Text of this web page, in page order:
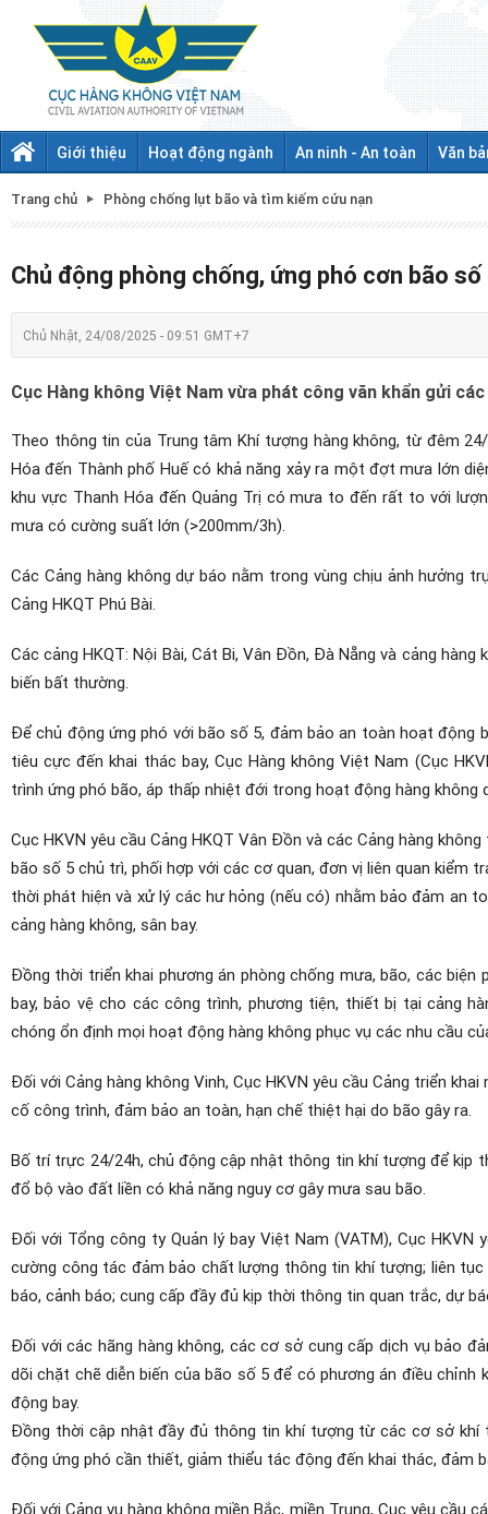
Giới thiệu Hoạt động ngành An ninh - An toàn Văn
Trang chủ Phòng chống lụt bão và tìm kiếm cứu nạn
Chủ động phòng chống, ứng phó cơn bão số
Chủ Nhật, 24/08/2025 - 09:51 GMT+7
Cục Hàng không Việt Nam vừa phát công văn khẩn gửi
Theo thông tin của Trung tâm Khí tượng hàng không, từ đêm
Hóa đến Thành phố Huế có khả năng xảy ra một đợt mưa lớn
khu vực Thanh Hóa đến Quảng Trị có mưa to đến rất to với
mưa có cường suất lớn (>200mm/3h).
Các Cảng hàng không dự báo nằm trong vùng chịu ảnh hưởng
Cảng HKQT Phú Bài.
Các cảng HKQT: Nội Bài, Cát Bi, Vân Đồn, Đà Nẵng và cảng
biến bất thường.
Để chủ động ứng phó với bão số 5, đảm bảo an toàn hoạt động
tiêu cực đến khai thác bay, Cục Hàng không Việt Nam (Cục
trình ứng phó bão, áp thấp nhiệt đới trong hoạt động hàng không
Cục HKVN yêu cầu Cảng HKQT Vân Đồn và các Cảng hàng
bão số 5 chủ trì, phối hợp với các cơ quan, đơn vị liên quan kiểm
thời phát hiện và xử lý các hư hỏng (nếu có) nhằm bảo đảm an
cảng hàng không, sân bay.
Đồng thời triển khai phương án phòng chống mưa, bão, các biện
bay, bảo vệ cho các công trình, phương tiện, thiết bị tại cảng
chóng ổn định mọi hoạt động hàng không phục vụ các nhu cầu
Đối với Cảng hàng không Vinh, Cục HKVN yêu cầu Cảng triển
cố công trình, đảm bảo an toàn, hạn chế thiệt hại do bão gây ra.
Bố trí trực 24/24h, chủ động cập nhật thông tin khí tượng để kịp
đổ bộ vào đất liền có khả năng nguy cơ gây mưa sau bão.
Đối với Tổng công ty Quản lý bay Việt Nam (VATM), Cục
cường công tác đảm bảo chất lượng thông tin khí tượng; liên
báo, cảnh báo; cung cấp đầy đủ kịp thời thông tin quan trắc, dự
Đối với các hãng hàng không, các cơ sở cung cấp dịch vụ bảo
dõi chặt chẽ diễn biến của bão số 5 để có phương án điều
động bay.
Đồng thời cập nhật đầy đủ thông tin khí tượng từ các cơ sở khí
động ứng phó cần thiết, giảm thiểu tác động đến khai thác, đảm
Đối với Cảng vụ hàng không miền Bắc, miền Trung, Cục yêu cầu